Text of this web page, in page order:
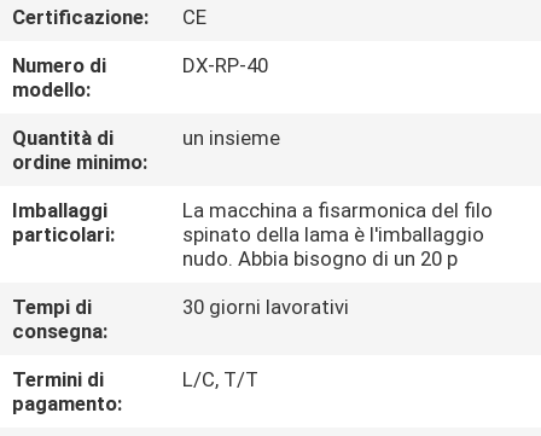
CIRCA
NOI
GIRO
DELLA
FABBRICA
CONTROLLO
DI
QUALITÀ
Certificazione:
CE
Numero di
modello:
DX-RP-40
Quantità di
ordine minimo:
un insieme
Imballaggi
particolari:
La macchina a fisarmonica del filo
spinato della lama è l'imballaggio
nudo. Abbia bisogno di un 20 p
Tempi di
consegna:
30 giorni lavorativi
Termini di
pagamento:
L/C, T/T